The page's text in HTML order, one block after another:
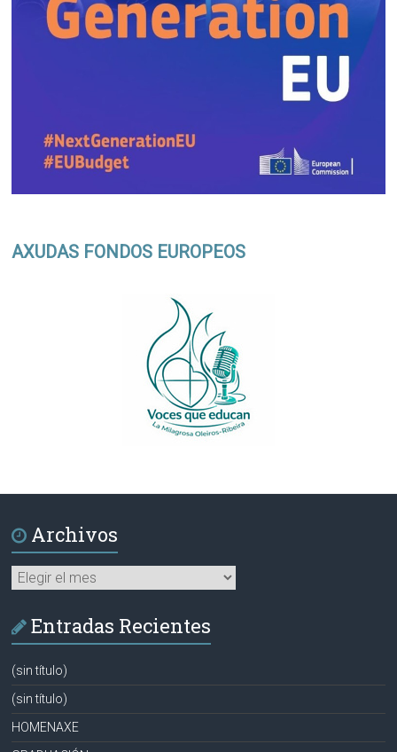
AXUDAS FONDOS EUROPEOS
Archivos
Archivos
Entradas Recientes
(sin título)
(sin título)
HOMENAXE